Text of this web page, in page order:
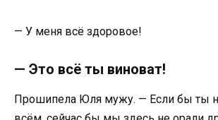
— У меня всё здоровое!
— Это всё ты виноват!
Прошипела Юля мужу. — Если бы ты